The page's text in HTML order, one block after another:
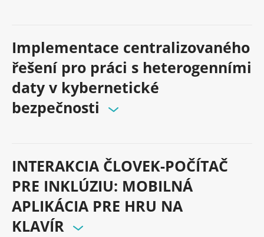
Implementace centralizovaného
řešení pro práci s heterogenními
daty v kybernetické
bezpečnosti
INTERAKCIA ČLOVEK-POČÍTAČ
PRE INKLÚZIU: MOBILNÁ
APLIKÁCIA PRE HRU NA
KLAVÍR